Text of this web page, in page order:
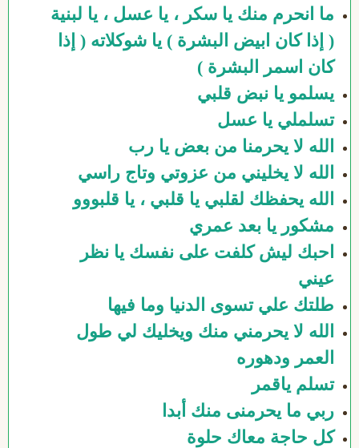
ما انحرم منك يا سكر ، يا عسل ، يا لبنية
( إذا كان ابيض البشرة ) يا شوكلاته ( إذا
كان اسمر البشرة )
يسلمو يا نبض قلبي
تسلملي يا عسل
الله لا يحرمنا من بعض يا رب
الله لا يخليني من عزوتي وتاج راسي
الله يحفظك لقلبي يا قلبي ، يا قلبووو
مشكور يا بعد عمري
احبك ليش كلفت على نفسك يا نظر
عيني
طلتك علي تسوى الدنيا وما فيها
الله لا يحرمني منك ويخليك لي طول
العمر ودهوره
تسلم ياقمر
ربي ما يحرمنى منك أبدا
كل حاجة معاك حلوة